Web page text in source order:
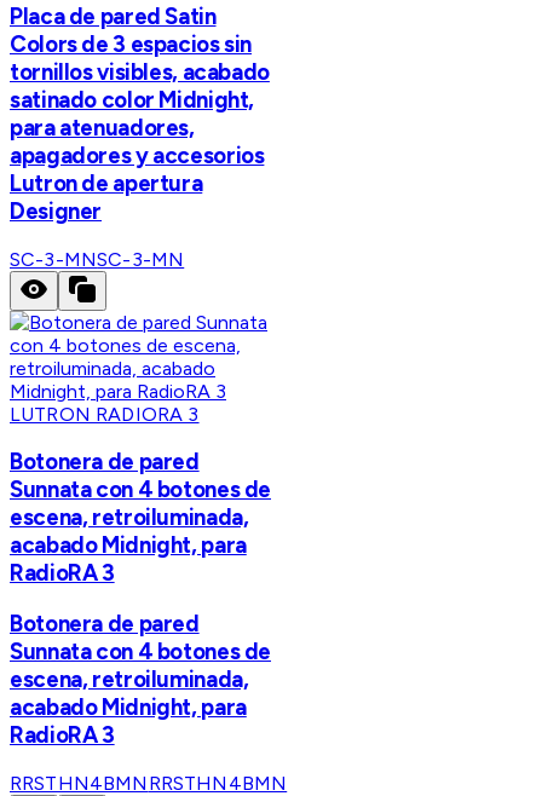
Placa de pared Satin
Colors de 3 espacios sin
tornillos visibles, acabado
satinado color Midnight,
para atenuadores,
apagadores y accesorios
Lutron de apertura
Designer
SC-3-MNSC-3-MN
LUTRON RADIORA 3
Botonera de pared
Sunnata con 4 botones de
escena, retroiluminada,
acabado Midnight, para
RadioRA 3
Botonera de pared
Sunnata con 4 botones de
escena, retroiluminada,
acabado Midnight, para
RadioRA 3
RRSTHN4BMN RRSTHN4BMN